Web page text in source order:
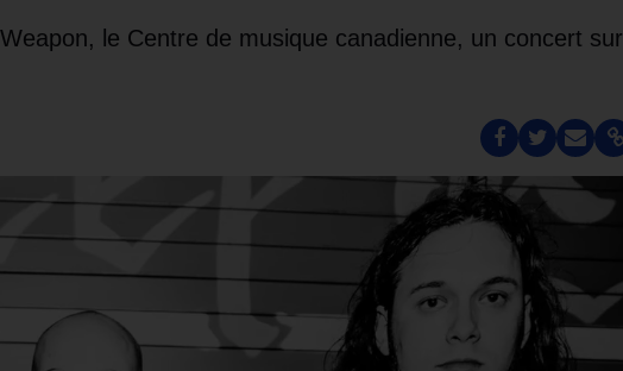
le Centre de musique canadienne, un concert sur